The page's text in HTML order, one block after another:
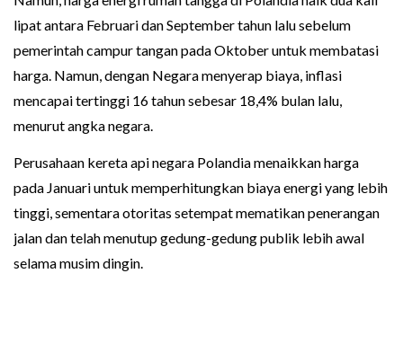
lipat antara Februari dan September tahun lalu sebelum
pemerintah campur tangan pada Oktober untuk membatasi
harga. Namun, dengan Negara menyerap biaya, inflasi
mencapai tertinggi 16 tahun sebesar 18,4% bulan lalu,
menurut angka negara.
Perusahaan kereta api negara Polandia menaikkan harga
pada Januari untuk memperhitungkan biaya energi yang lebih
tinggi, sementara otoritas setempat mematikan penerangan
jalan dan telah menutup gedung-gedung publik lebih awal
selama musim dingin.